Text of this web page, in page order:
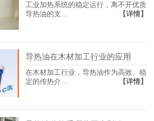
工业加热系统的稳定运行，离不开优质
导热油的支…
【详情】
导热油在木材加工行业的应用
在木材加工行业，导热油作为高效、稳
定的传热介…
【详情】